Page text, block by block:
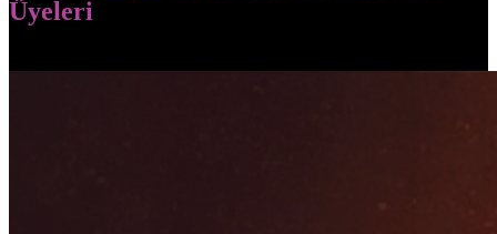
Üyeleri